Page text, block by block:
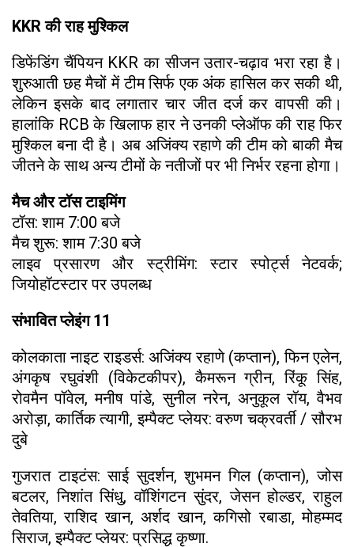
KKR की राह मुश्किल
डिफेंडिंग चैंपियन KKR का सीजन उतार-चढ़ाव भरा रहा है।
शुरुआती छह मैचों में टीम सिर्फ एक अंक हासिल कर सकी थी,
लेकिन इसके बाद लगातार चार जीत दर्ज कर वापसी की।
हालांकि RCB के खिलाफ हार ने उनकी प्लेऑफ की राह फिर
मुश्किल बना दी है। अब अजिंक्य रहाणे की टीम को बाकी मैच
जीतने के साथ अन्य टीमों के नतीजों पर भी निर्भर रहना होगा।
मैच और टॉस टाइमिंग
टॉस: शाम 7:00 बजे
मैच शुरू: शाम 7:30 बजे
लाइव प्रसारण और स्ट्रीमिंग: स्टार स्पोर्ट्स नेटवर्क;
जियोहॉटस्टार पर उपलब्ध
संभावित प्लेइंग 11
कोलकाता नाइट राइडर्स: अजिंक्य रहाणे (कप्तान), फिन एलेन,
अंगकृष रघुवंशी (विकेटकीपर), कैमरून ग्रीन, रिंकू सिंह,
रोवमैन पॉवेल, मनीष पांडे, सुनील नरेन, अनुकूल रॉय, वैभव
अरोड़ा, कार्तिक त्यागी, इम्पैक्ट प्लेयर: वरुण चक्रवर्ती / सौरभ
दुबे
गुजरात टाइटंस: साई सुदर्शन, शुभमन गिल (कप्तान), जोस
बटलर, निशांत सिंधु, वॉशिंगटन सुंदर, जेसन होल्डर, राहुल
तेवतिया, राशिद खान, अर्शद खान, कगिसो रबाडा, मोहम्मद
सिराज, इम्पैक्ट प्लेयर: प्रसिद्ध कृष्णा.